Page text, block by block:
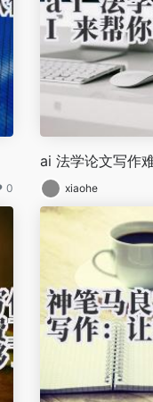
0
ai 法学论文写作
xiaohe